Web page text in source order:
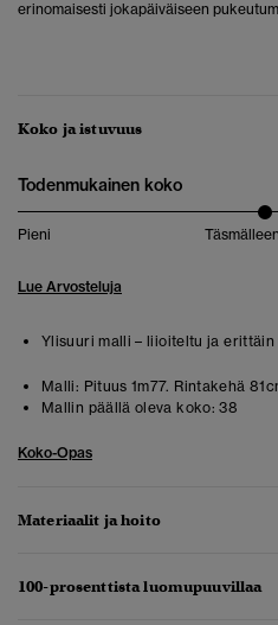
erinomaisesti jokapäiväiseen
Koko ja istuvuus
Todenmukainen koko
Pieni
Lue Arvosteluja
Ylisuuri malli – liioiteltu ja
Malli: Pituus 1m77. Rintakehä
Mallin päällä oleva koko: 38
Koko-Opas
Materiaalit ja hoito
100-prosenttista luomupuuvillaa